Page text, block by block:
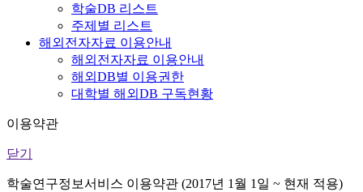
학술DB 리스트
주제별 리스트
해외전자자료 이용안내
해외전자자료 이용안내
해외DB별 이용권한
대학별 해외DB 구독현황
이용약관
닫기
학술연구정보서비스 이용약관 (2017년 1월 1일 ~ 현재 적용)